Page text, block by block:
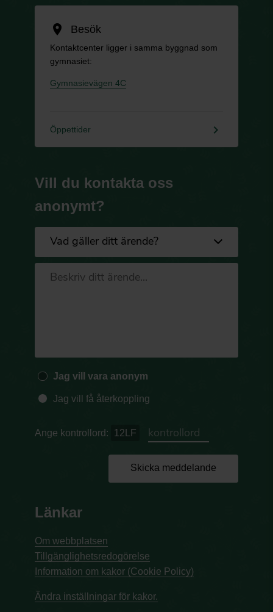
location_on Besök
Kontaktcenter ligger i samma byggnad som
gymnasiet:
Gymnasievägen 4C
Öppettider keyboard_arrow_right
Vill du kontakta oss
anonymt?
Jag vill vara anonym
Jag vill få återkoppling
Ange kontrollord: 12LF
Skicka meddelande
Länkar
Om webbplatsen
Tillgänglighetsredogörelse
Information om kakor (Cookie Policy)
Ändra inställningar för kakor.